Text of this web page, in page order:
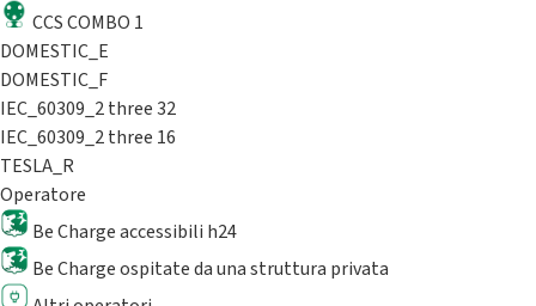
CCS COMBO 1
DOMESTIC_E
DOMESTIC_F
IEC_60309_2 three 32
IEC_60309_2 three 16
TESLA_R
Operatore
Be Charge accessibili h24
Be Charge ospitate da una struttura privata